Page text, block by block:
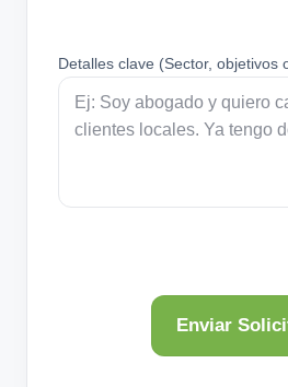
Detalles clave (Sector, objetivos